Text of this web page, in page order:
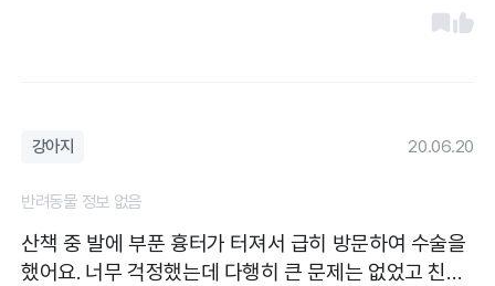
강아지 20.06.20
반려동물 정보 없음
산책 중 발에 부푼 흉터가 터져서 급히 방문하여 수술을
했어요. 너무 걱정했는데 다행히 큰 문제는 없었고 친절